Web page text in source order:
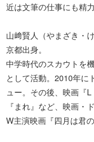
近は文筆の仕事にも精
山﨑賢人（やまざき・
京都出身。
中学時代のスカウトを
として活動。2010年に
ュー。その後、映画『
『まれ』など、映画・
W主演映画『四月は君